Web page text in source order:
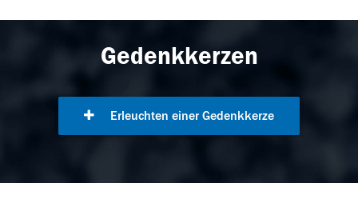
Gedenkkerzen
Erleuchten einer Gedenkkerze